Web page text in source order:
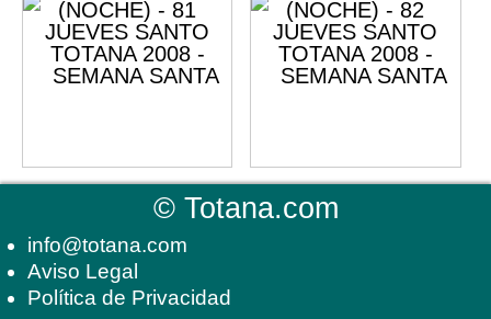
©Totana.com
info@totana.com
Aviso Legal
Política de Privacidad